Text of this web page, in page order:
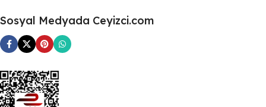
Sosyal Medyada Ceyizci.com